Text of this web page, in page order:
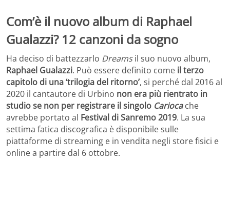
Com’è il nuovo album di Raphael
Gualazzi? 12 canzoni da sogno
Ha deciso di battezzarlo Dreamsil suo nuovo album,
Raphael Gualazzi. Può essere definito come il terzo
capitolo di una ‘trilogia del ritorno’, si perché dal 2016 al
2020 il cantautore di Urbino non era più rientrato in
studio se non per registrare il singolo Cariocache
avrebbe portato al Festival di Sanremo 2019. La sua
settima fatica discografica è disponibile sulle
piattaforme di streaming e in vendita negli store fisici e
online a partire dal 6 ottobre.